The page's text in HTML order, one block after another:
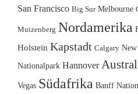
San Francisco Big Sur Melbourne
Muizenberg Nordamerika
Holstein Kapstadt Calgary
Nationalpark Hannover
Vegas Südafrika Banff